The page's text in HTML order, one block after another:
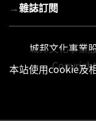
→雜誌訂閱
城邦文化事業
本站使用cookie及